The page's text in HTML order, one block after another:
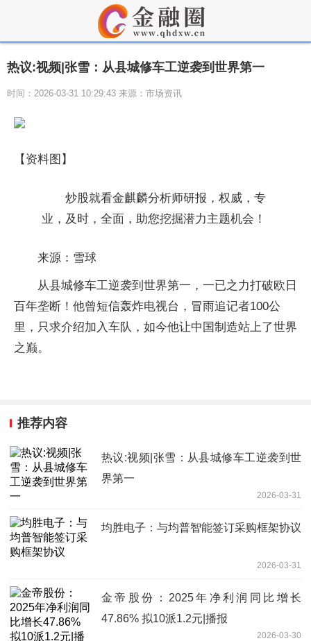
热议:视频|张雪：从县城修车工逆袭到世界第一
时间：2026-03-31 10:29:43 来源：市场资讯
【资料图】
炒股就看金麒麟分析师研报，权威，专
业，及时，全面，助您挖掘潜力主题机会！
来源：雪球
从县城修车工逆袭到世界第一，一已之力打破欧日
百年垄断！他曾短信轰炸电视台，冒雨追记者100公
里，只求介绍加入车队，如今他让中国制造站上了世界
之巅。
推荐内容
热议:视频|张雪：从县城修车工逆袭到世
界第一
2026-03-31
均胜电子：与均普智能签订采购框架协议
2026-03-31
金帝股份：2025年净利润同比增长
47.86% 拟10派1.2元|播报
2026-03-30